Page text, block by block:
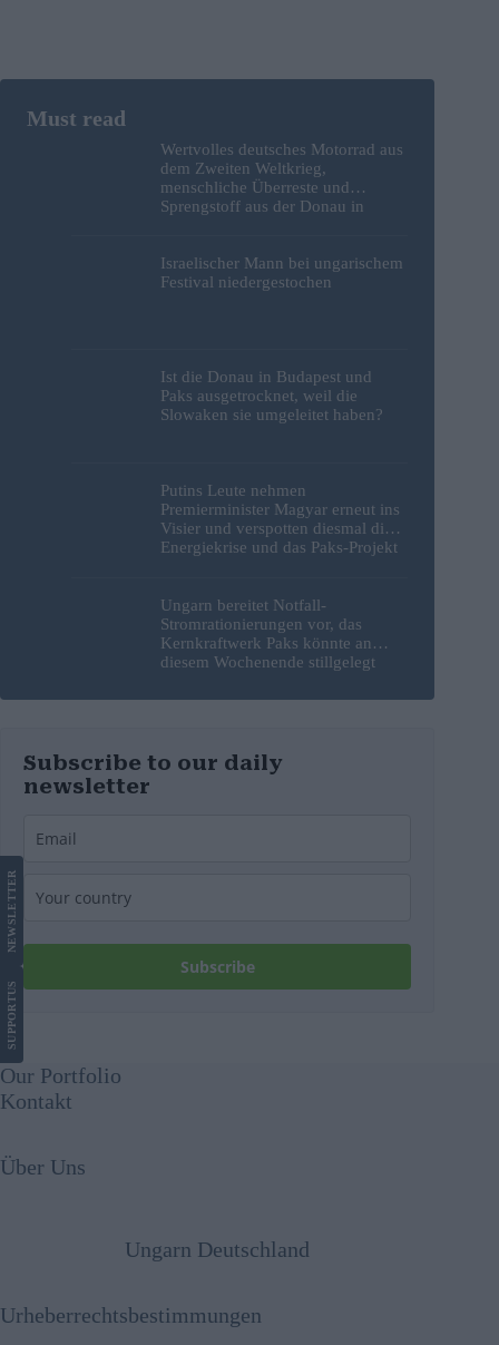
Wertvolles deutsches Motorrad aus
dem Zweiten Weltkrieg,
menschliche Überreste und
Sprengstoff aus der Donau in
Israelischer Mann bei ungarischem
Festival niedergestochen
Ist die Donau in Budapest und
Paks ausgetrocknet, weil die
Slowaken sie umgeleitet haben?
Putins Leute nehmen
Premierminister Magyar erneut ins
Visier und verspotten diesmal die
Energiekrise und das Paks-Projekt
Ungarn bereitet Notfall-
Stromrationierungen vor, das
Kernkraftwerk Paks könnte an
diesem Wochenende stillgelegt
Subscribe to our daily
newsletter
Subscribe
SUPPORT
US
NEWS
LETTER
Our Portfolio
Kontakt
Über Uns
Ungarn Deutschland
Urheberrechtsbestimmungen